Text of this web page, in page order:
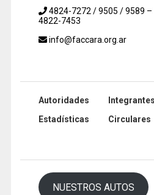
4824-7272 / 9505 / 9589 –
4822-7453
info@faccara.org.ar
Autoridades Integrantes
Estadísticas
Circulares
NUESTROS AUTOS